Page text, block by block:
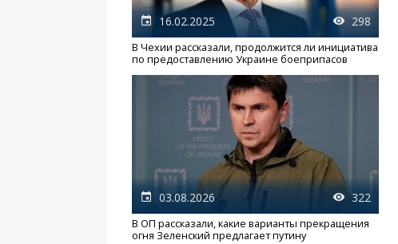
16.02.2025 298
В Чехии рассказали, продолжится ли инициатива
по предоставлению Украине боеприпасов
03.08.2026 322
В ОП рассказали, какие варианты прекращения
огня Зеленский предлагает путину